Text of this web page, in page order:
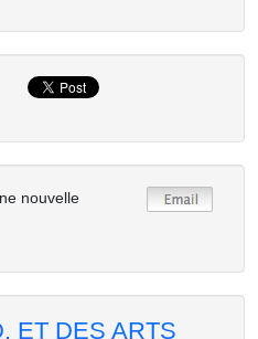
nouvelle
ET DES ARTS